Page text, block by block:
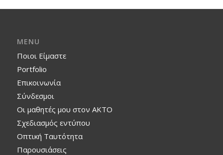
MENU
Ποιοι Είμαστε
Portfolio
Επικοινωνία
Σύνδεσμοι
Οι μαθητές μου στον ΑΚΤΟ
Σχεδιασμός εντύπου
Οπτική Ταυτότητα
Παρουσιάσεις